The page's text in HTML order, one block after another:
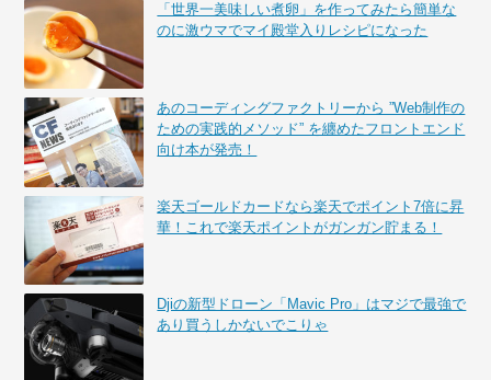
「世界一美味しい煮卵」を作ってみたら簡単な
のに激ウマでマイ殿堂入りレシピになった
あのコーディングファクトリーから ”Web制作の
ための実践的メソッド” を纏めたフロントエンド
向け本が発売！
楽天ゴールドカードなら楽天でポイント7倍に昇
華！これで楽天ポイントがガンガン貯まる！
Djiの新型ドローン「Mavic Pro」はマジで最強で
あり買うしかないでこりゃ